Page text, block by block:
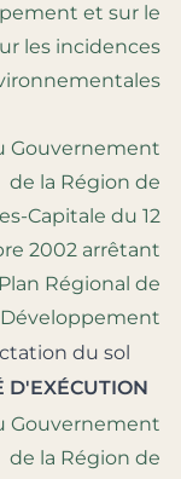
et sur le
les incidences
Gouvernement
de la Région de
Capitale du 12
2002 arrêtant
Régional de
Développement
du sol
D'EXÉCUTION
Gouvernement
de la Région de